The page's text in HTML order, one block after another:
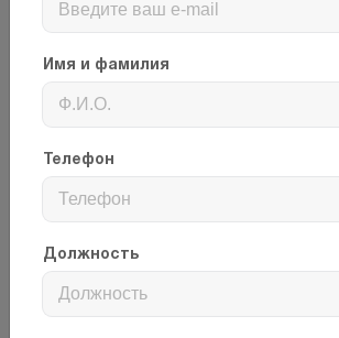
10.12.2024 10:52
як правило, за виконання
здійснюється доплати.
вас приватне підприємство
розмір встановлюється у
локальних документах
10.12.2024 12:34
Имя и фамилия
Телефон
Должность
Должность